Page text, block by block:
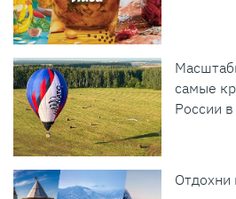
самые
России в
Отдохни